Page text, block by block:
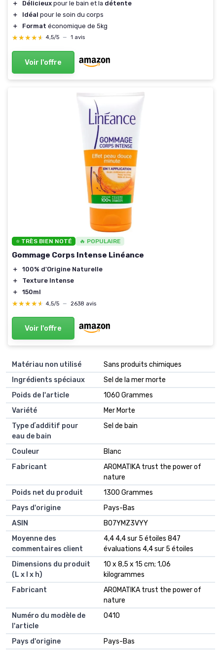
＋ Délicieux pour le bain et la détente
＋
Idéal pour le soin du corps
＋
Format économique de 5kg
★★★★★
★★★★★ 4,5/5 — 1 avis
Voir l'offre
⭐ TRÈS BIEN NOTÉ 🔥 POPULAIRE
Gommage Corps Intense Linéance
＋
100% d'Origine Naturelle
＋
Texture Intense
＋
150ml
★★★★★
★★★★★ 4,5/5 — 2638 avis
Voir l'offre
Matériau non utilisé
‎Sans produits chimiques
Ingrédients spéciaux
‎Sel de la mer morte
Poids de l'article
‎1060 Grammes
Variété
‎Mer Morte
Type dʼadditif pour
eau de bain
‎Sel de bain
Couleur
‎Blanc
Fabricant
‎AROMATIKA trust the power of
nature
Poids net du produit
‎1300 Grammes
Pays d'origine
‎Pays-Bas
ASIN
B07YMZ3VYY
Moyenne des
commentaires client
4,4 4,4 sur 5 étoiles 847
évaluations 4,4 sur 5 étoiles
Dimensions du produit
(L x l x h)
10 x 8,5 x 15 cm; 1,06
kilogrammes
Fabricant
AROMATIKA trust the power of
nature
Numéro du modèle de
l'article
0410
Pays d'origine
Pays-Bas